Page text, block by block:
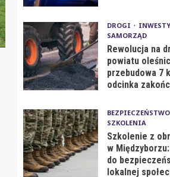
DROGI
SAMORZĄD
Rewolucja na
powiatu
przebudowa 7
odcinka
BEZPIECZEŃSTWO
SZKOLENIA
Szkolenie z
w
do
lokalnej